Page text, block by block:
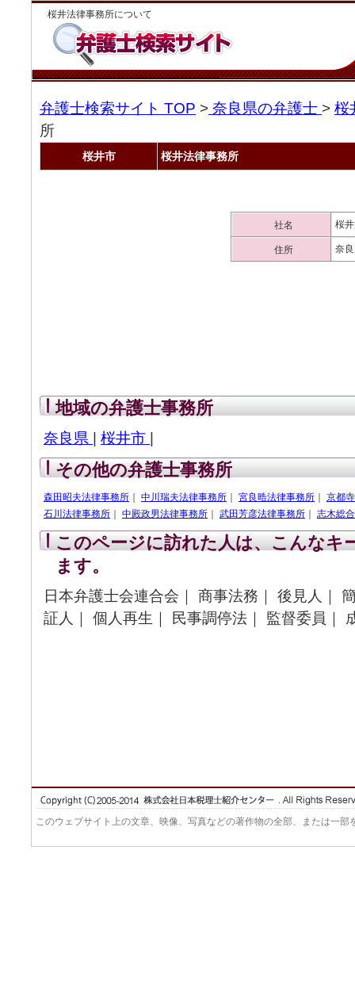
桜井法律事務所について
弁護士検索サイト TOP > 奈良県の弁護士 > 桜
所
桜井市 桜井法律事務所
社名 桜
住所 奈
地域の弁護士事務所
奈良県 桜井市
その他の弁護士事務所
森田昭夫法律事務所 中川瑞夫法律事務所 宮良晧法律事務所
京都
石川法律事務所
中殿政男法律事務所 武田芳彦法律事務所 志木総
このページに訪れた人は、こんなキ
ます。
日本弁護士会連合会｜ 商事法務｜ 後見人｜
証人｜ 個人再生｜ 民事調停法｜ 監督委員｜
このウェブサイト上の文章、映像、写真などの著作物の全部、または一